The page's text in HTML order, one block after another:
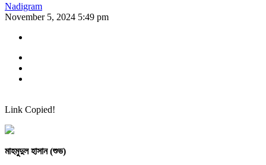
Nadigram
November 5, 2024 5:49 pm
Link Copied!
মাহমুদুল হাসান (শুভ)